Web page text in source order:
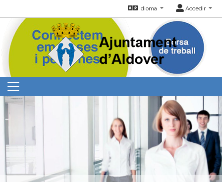
Idioma Accedir